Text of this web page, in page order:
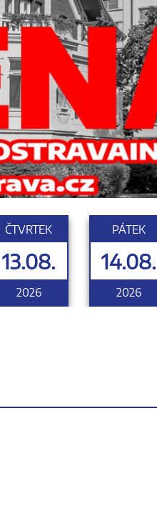
ČTVRTEK
13.08.
2026
PÁTEK
14.08.
2026